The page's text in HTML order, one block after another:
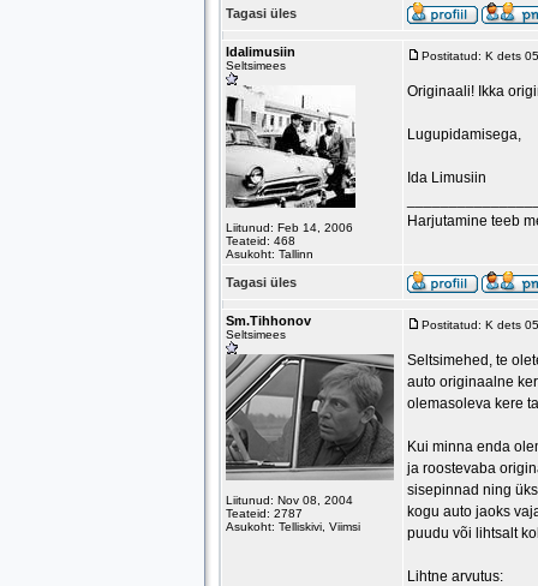
Tagasi üles
Idalimusiin
Seltsimees
Liitunud: Feb 14, 2006
Teateid: 468
Asukoht: Tallinn
Postitatud: K dets
Originaali! Ikka
Lugupidamisega,
Ida Limusiin
Harjutamine teeb
Tagasi üles
Sm.Tihhonov
Seltsimees
Liitunud: Nov 08, 2004
Teateid: 2787
Asukoht: Telliskivi, Viimsi
Postitatud: K dets
Seltsimehed, te
auto originaalne
olemasoleva kere
Kui minna enda
ja roostevaba
sisepinnad ning
kogu auto jaoks
puudu või lihtsalt
Lihtne arvutus: